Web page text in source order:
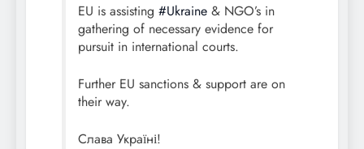
EU is assisting #Ukraine & NGO’s in
gathering of necessary evidence for
pursuit in international courts.
Further EU sanctions & support are on
their way.
Слава Україні!